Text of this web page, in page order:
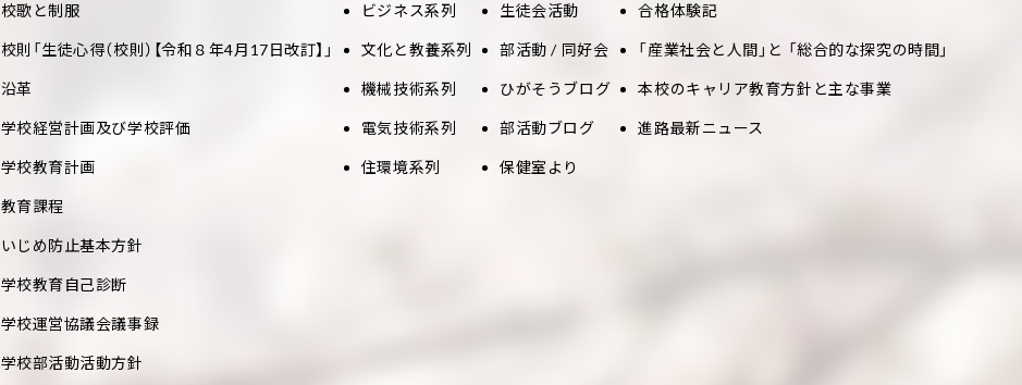
校歌と制服
校則「生徒心得（校則）【令和８年4月17日改訂】」
沿革
学校経営計画及び学校評価
学校教育計画
教育課程
いじめ防止基本方針
学校教育自己診断
学校運営協議会議事録
学校部活動活動方針
ビジネス系列
文化と教養系列
機械技術系列
電気技術系列
住環境系列
生徒会活動
部活動 / 同好会
ひがそうブログ
部活動ブログ
保健室より
合格体験記
「産業社会と人間」と 「総合的な探究の時間」
本校のキャリア教育方針と主な事業
進路最新ニュース